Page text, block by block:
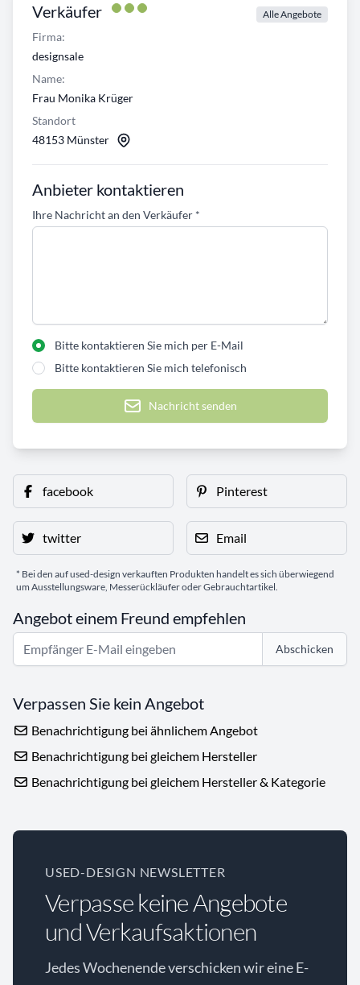
Verkäufer Alle Angebote
Firma:
designsale
Name:
Frau Monika Krüger
Standort
48153 Münster
Anbieter kontaktieren
Ihre Nachricht an den Verkäufer *
Bitte kontaktieren Sie mich per E-Mail
Bitte kontaktieren Sie mich telefonisch
Nachricht senden
facebook Pinterest
twitter Email
* Bei den auf used-design verkauften Produkten handelt es sich überwiegend
um Ausstellungsware, Messerückläufer oder Gebrauchtartikel.
Angebot einem Freund empfehlen
Abschicken
Verpassen Sie kein Angebot
Benachrichtigung bei ähnlichem Angebot
Benachrichtigung bei gleichem Hersteller
Benachrichtigung bei gleichem Hersteller & Kategorie
USED-DESIGN NEWSLETTER
Verpasse keine Angebote
und Verkaufsaktionen
Jedes Wochenende verschicken wir eine E-